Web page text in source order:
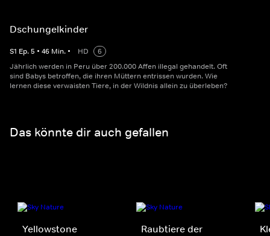
Dschungelkinder
S1 Ep.5 • 46 Min. • HD
6
Jährlich werden in Peru über 200.000 Affen illegal gehandelt. Oft
sind Babys betroffen, die ihren Müttern entrissen wurden. Wie
lernen diese verwaisten Tiere, in der Wildnis allein zu überleben?
Das könnte dir auch gefallen
Yellowstone
Raubtiere der